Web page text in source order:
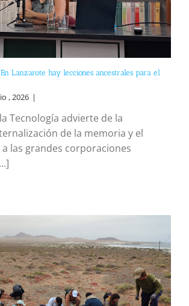
Lanzarote hay lecciones ancestrales para el
, 2026 |
Tecnología advierte de la
de la memoria y el
las grandes corporaciones